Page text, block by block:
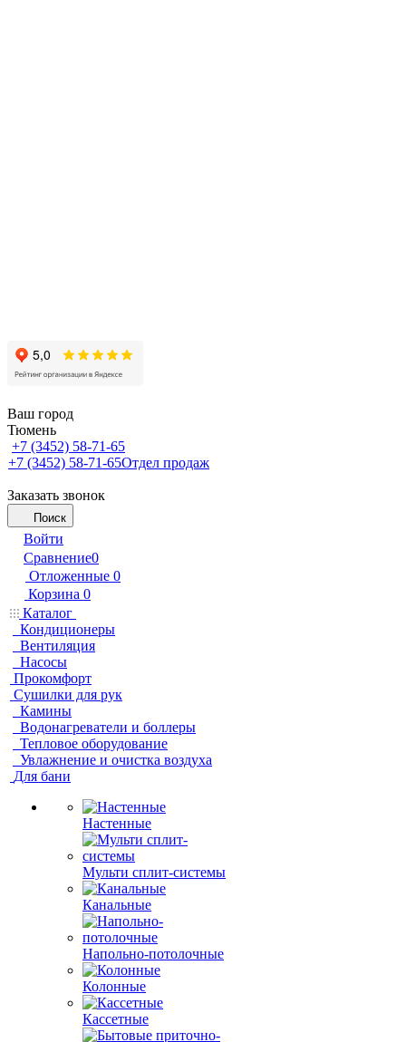
Ваш город
Тюмень
+7 (3452) 58-71-65
+7 (3452) 58-71-65Отдел продаж
Заказать звонок
Поиск
Войти
Сравнение0
Отложенные 0
Корзина 0
Каталог
Кондиционеры
Вентиляция
Насосы
Прокомфорт
Сушилки для рук
Камины
Водонагреватели и боллеры
Тепловое оборудование
Увлажнение и очистка воздуха
Для бани
Настенные
Мульти сплит-системы
Канальные
Напольно-потолочные
Колонные
Кассетные